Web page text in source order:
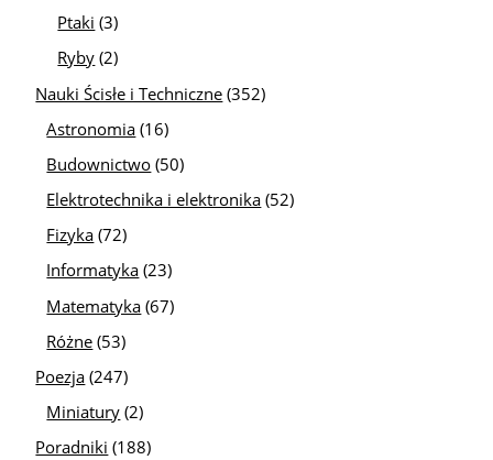
Ptaki (3)
Ryby (2)
Nauki Ścisłe i Techniczne (352)
Astronomia (16)
Budownictwo (50)
Elektrotechnika i elektronika (52)
Fizyka (72)
Informatyka (23)
Matematyka (67)
Różne (53)
Poezja (247)
Miniatury (2)
Poradniki (188)